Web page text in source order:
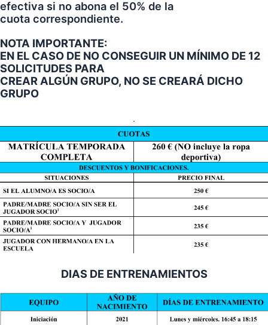
efectiva si no abona el 50% de la
cuota correspondiente.
NOTA IMPORTANTE:
EN EL CASO DE NO CONSEGUIR UN MÍNIMO DE 12
SOLICITUDES PARA
CREAR ALGÚN GRUPO, NO SE CREARÁ DICHO
GRUPO
.
DIAS DE ENTRENAMIENTOS